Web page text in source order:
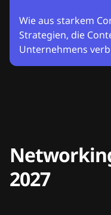
Wie aus starkem
Strategien, die
Unternehmens
2027